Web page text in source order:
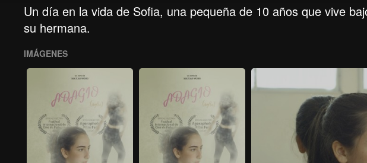
Un día en la vida de Sofia, una pequeña de 10 años que vive
su hermana.
IMÁGENES